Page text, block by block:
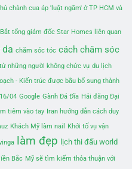
chành cua áp 'luật ngầm' ở TP HCM và
Bắt tổng giám đốc Star Homes liên quan
da chăm sóc tóc cách chăm sóc
những người không chức vụ du lịch
- Kiến trúc được bầu bổ sung thành
04 Google Gành Đá Đĩa Hải đăng Đại
tiêm vào tay Iran hướng dẫn cách duy
Khách Mỹ làm nail Khởi tố vụ vận
làm đẹp lịch thi đấu world
Bắc Mỹ sẽ tìm kiếm thỏa thuận với